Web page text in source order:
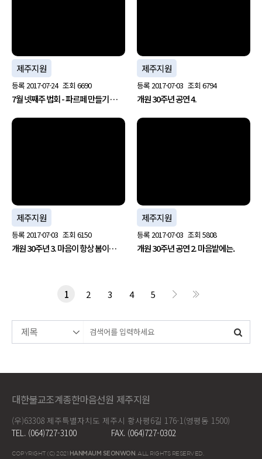
제주지원
등록2017-07-24 조회 6690
7월 넷째주 법회 - 파르페 만들기 …
제주지원
등록2017-07-03 조회 6794
개원 30주년 공연 4.
제주지원
등록2017-07-03 조회 6150
개원 30주년 3. 마음이 항상 봄이…
제주지원
등록2017-07-03 조회 5808
개원 30주년 공연 2. 마음밭에는.
1 2 3 4 5
대한불교조계종한마음선원 제주지원
(우)63308 제주특별자치도 제주시 황사평6길 176-1(영평동 1500)
TEL. (064)727-3100
FAX. (064)727-0302
COPYRIGHT (C) 2021 HANMAUM SEONWON . ALL RIGHTS RESERVED.